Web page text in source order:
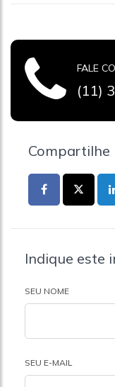
FALE
(11)
Compartilhe
Indique este
SEU NOME
SEU E-MAIL